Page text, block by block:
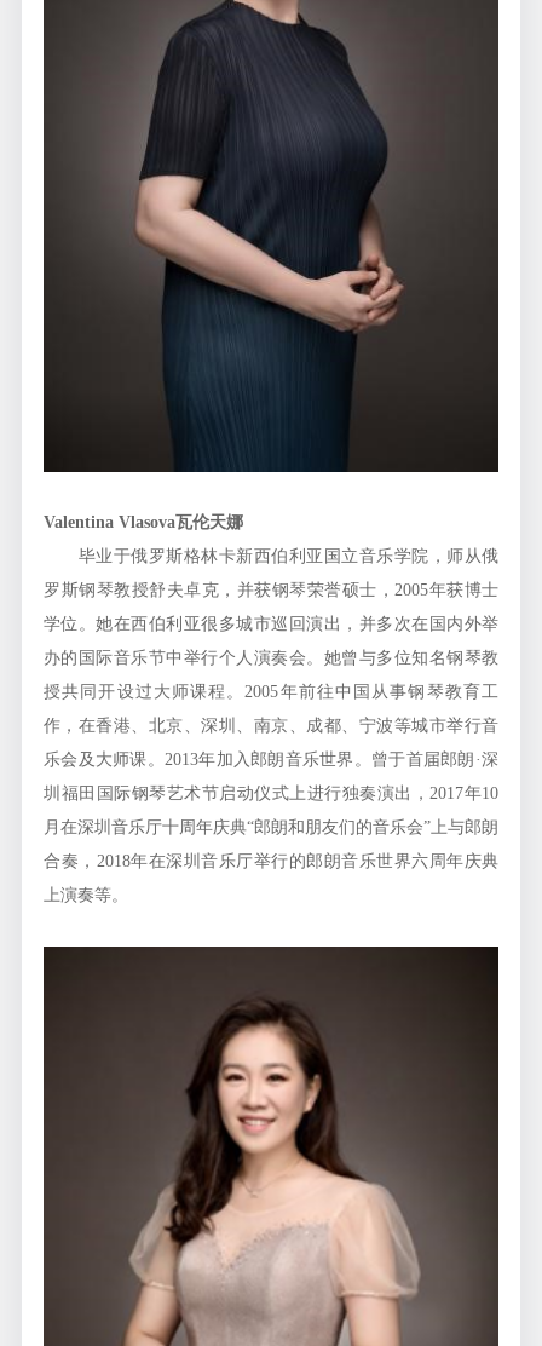
Valentina Vlasova瓦伦天娜
毕业于俄罗斯格林卡新西伯利亚国立音乐学院，师从俄
罗斯钢琴教授舒夫卓克，并获钢琴荣誉硕士，2005年获博士
学位。她在西伯利亚很多城市巡回演出，并多次在国内外举
办的国际音乐节中举行个人演奏会。她曾与多位知名钢琴教
授共同开设过大师课程。2005年前往中国从事钢琴教育工
作，在香港、北京、深圳、南京、成都、宁波等城市举行音
乐会及大师课。2013年加入郎朗音乐世界。曾于首届郎朗·深
圳福田国际钢琴艺术节启动仪式上进行独奏演出，2017年10
月在深圳音乐厅十周年庆典“郎朗和朋友们的音乐会”上与郎朗
合奏，2018年在深圳音乐厅举行的郎朗音乐世界六周年庆典
上演奏等。